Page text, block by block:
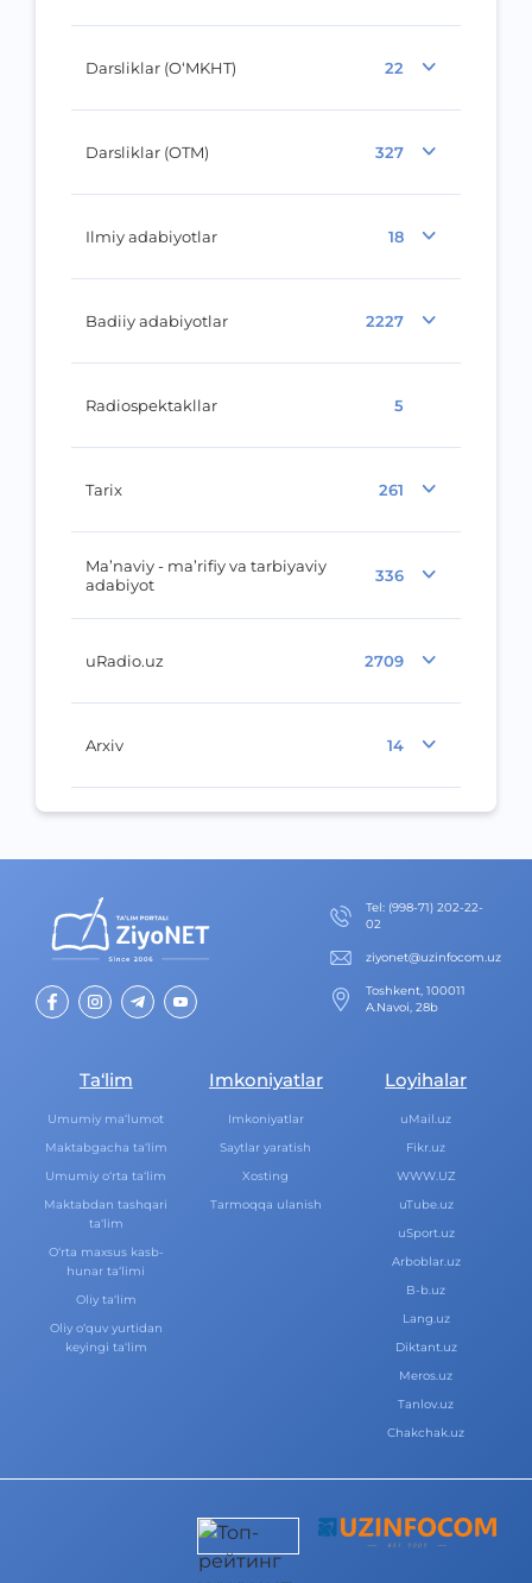
Darsliklar (O‘MKHT) 22
Darsliklar (OTM) 327
Ilmiy adabiyotlar 18
Badiiy adabiyotlar 2227
Radiospektakllar 5
Tarix 261
Ma’naviy - ma’rifiy va tarbiyaviy
adabiyot
336
uRadio.uz 2709
Arxiv 14
Теl: (998-71) 202-22-
02
ziyonet@uzinfocom.uz
Toshkent, 100011
A.Navoi, 28b
Ta‘lim
Umumiy ma‘lumot
Maktabgacha ta‘lim
Umumiy o‘rta ta‘lim
Maktabdan tashqari
ta‘lim
O‘rta maxsus kasb-
hunar ta‘limi
Oliy ta‘lim
Oliy o‘quv yurtidan
keyingi ta‘lim
Imkoniyatlar
Imkoniyatlar
Saytlar yaratish
Xosting
Tarmoqqa ulanish
Loyihalar
uMail.uz
Fikr.uz
WWW.UZ
uTube.uz
uSport.uz
Arboblar.uz
B-b.uz
Lang.uz
Diktant.uz
Meros.uz
Tanlov.uz
Chakchak.uz